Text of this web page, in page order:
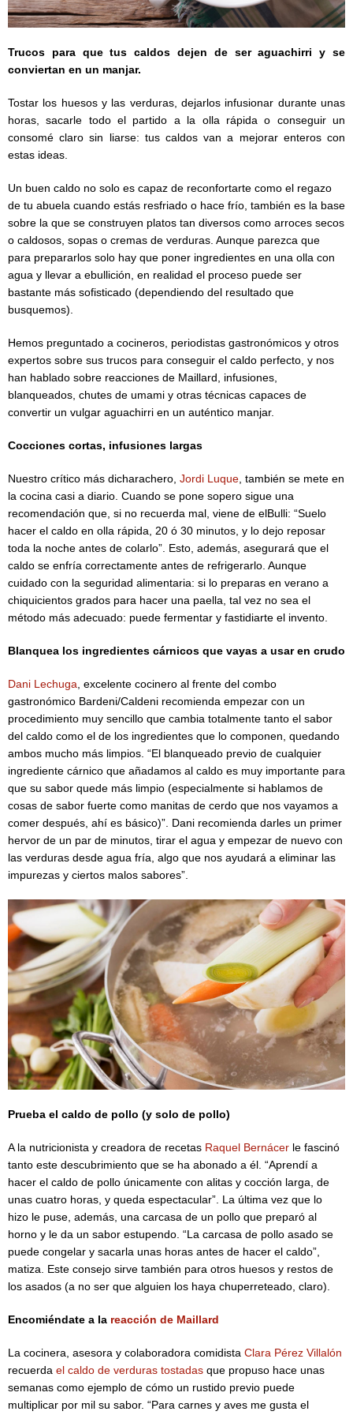
Trucos para que tus caldos dejen de ser aguachirri y se
conviertan en un manjar.
Tostar los huesos y las verduras, dejarlos infusionar durante unas
horas, sacarle todo el partido a la olla rápida o conseguir un
consomé claro sin liarse: tus caldos van a mejorar enteros con
estas ideas.
Un buen caldo no solo es capaz de reconfortarte como el regazo
de tu abuela cuando estás resfriado o hace frío, también es la base
sobre la que se construyen platos tan diversos como arroces secos
o caldosos, sopas o cremas de verduras. Aunque parezca que
para prepararlos solo hay que poner ingredientes en una olla con
agua y llevar a ebullición, en realidad el proceso puede ser
bastante más sofisticado (dependiendo del resultado que
busquemos).
Hemos preguntado a cocineros, periodistas gastronómicos y otros
expertos sobre sus trucos para conseguir el caldo perfecto, y nos
han hablado sobre reacciones de Maillard, infusiones,
blanqueados, chutes de umami y otras técnicas capaces de
convertir un vulgar aguachirri en un auténtico manjar.
Cocciones cortas, infusiones largas
Nuestro crítico más dicharachero, Jordi Luque, también se mete en
la cocina casi a diario. Cuando se pone sopero sigue una
recomendación que, si no recuerda mal, viene de elBulli: “Suelo
hacer el caldo en olla rápida, 20 ó 30 minutos, y lo dejo reposar
toda la noche antes de colarlo”. Esto, además, asegurará que el
caldo se enfría correctamente antes de refrigerarlo. Aunque
cuidado con la seguridad alimentaria: si lo preparas en verano a
chiquicientos grados para hacer una paella, tal vez no sea el
método más adecuado: puede fermentar y fastidiarte el invento.
Blanquea los ingredientes cárnicos que vayas a usar en crudo
Dani Lechuga, excelente cocinero al frente del combo
gastronómico Bardeni/Caldeni recomienda empezar con un
procedimiento muy sencillo que cambia totalmente tanto el sabor
del caldo como el de los ingredientes que lo componen, quedando
ambos mucho más limpios. “El blanqueado previo de cualquier
ingrediente cárnico que añadamos al caldo es muy importante para
que su sabor quede más limpio (especialmente si hablamos de
cosas de sabor fuerte como manitas de cerdo que nos vayamos a
comer después, ahí es básico)”. Dani recomienda darles un primer
hervor de un par de minutos, tirar el agua y empezar de nuevo con
las verduras desde agua fría, algo que nos ayudará a eliminar las
impurezas y ciertos malos sabores”.
Prueba el caldo de pollo (y solo de pollo)
A la nutricionista y creadora de recetas Raquel Bernácer le fascinó
tanto este descubrimiento que se ha abonado a él. “Aprendí a
hacer el caldo de pollo únicamente con alitas y cocción larga, de
unas cuatro horas, y queda espectacular”. La última vez que lo
hizo le puse, además, una carcasa de un pollo que preparó al
horno y le da un sabor estupendo. “La carcasa de pollo asado se
puede congelar y sacarla unas horas antes de hacer el caldo”,
matiza. Este consejo sirve también para otros huesos y restos de
los asados (a no ser que alguien los haya chuperreteado, claro).
Encomiéndate a la reacción de Maillard
La cocinera, asesora y colaboradora comidista Clara Pérez Villalón
recuerda el caldo de verduras tostadas que propuso hace unas
semanas como ejemplo de cómo un rustido previo puede
multiplicar por mil su sabor. “Para carnes y aves me gusta el